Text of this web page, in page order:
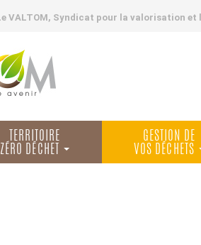
VALTOM, Syndicat pour la valorisation
TERRITOIRE
ZÉRO DÉCHET
GESTION DE
VOS DÉCHETS